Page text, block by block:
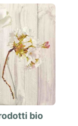
bio